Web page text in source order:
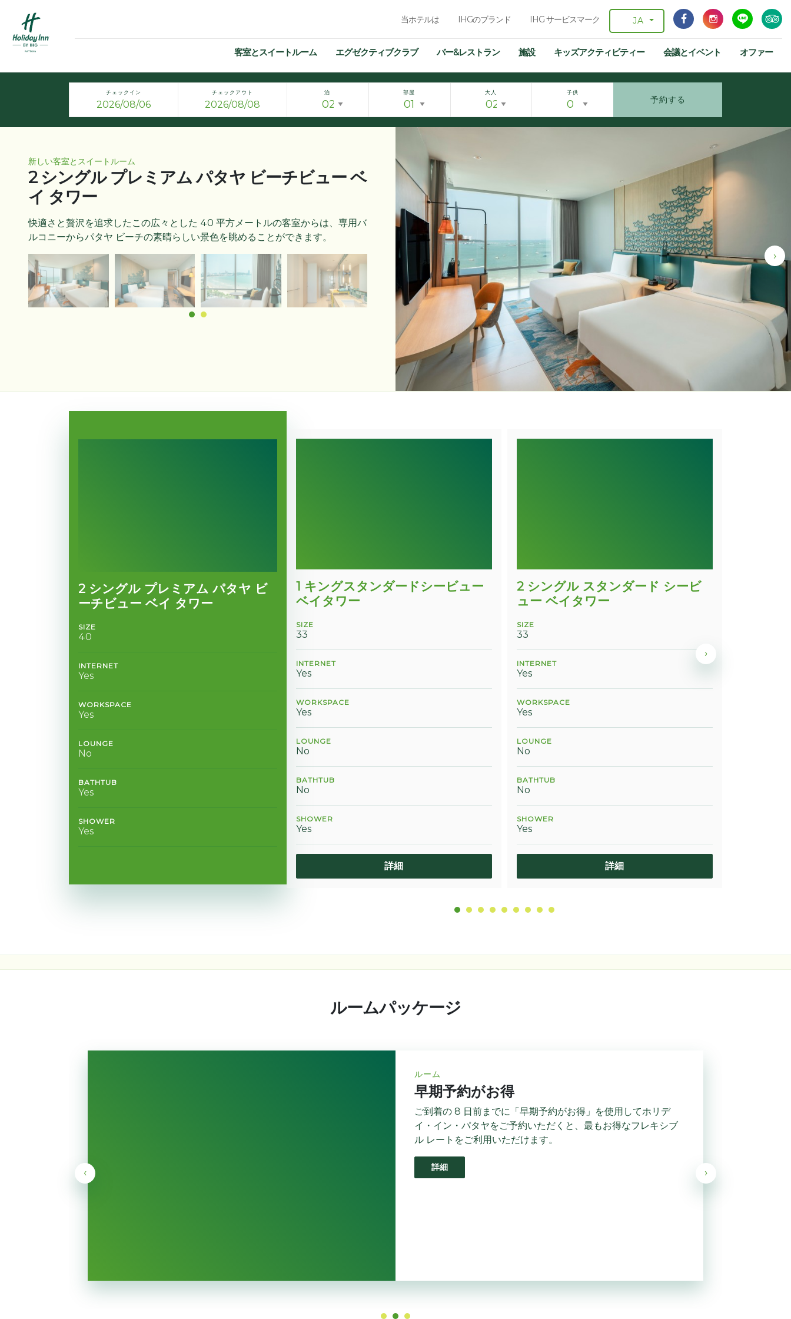
当ホテルは IHGのブランド IHG サービスマーク JA
客室とスイートルーム エグゼクティブクラブ バー&レストラン 施設 キッズアクティビティー 会議とイベント オファー
チェックイン チェックアウト 泊 部屋 大人 子供
予約する
新しい客室とスイートルーム
2 シングル プレミアム パタヤ ビーチビュー ベ
イ タワー
快適さと贅沢を追求したこの広々とした 40 平方メートルの客室からは、専用バ
ルコニーからパタヤ ビーチの素晴らしい景色を眺めることができます。
›
2 シングル プレミアム パタヤ ビ
ーチビュー ベイ タワー
SIZE
40
INTERNET
Yes
WORKSPACE
Yes
LOUNGE
No
BATHTUB
Yes
SHOWER
Yes
1 キングスタンダードシービュー
ベイタワー
SIZE
33
INTERNET
Yes
WORKSPACE
Yes
LOUNGE
No
BATHTUB
No
SHOWER
Yes
詳細
2 シングル スタンダード シービ
ュー ベイタワー
SIZE
33
INTERNET
Yes
WORKSPACE
Yes
LOUNGE
No
BATHTUB
No
SHOWER
Yes
詳細
›
ルームパッケージ
ルーム
早期予約がお得
ご到着の 8 日前までに「早期予約がお得」を使用してホリデ
イ・イン・パタヤをご予約いただくと、最もお得なフレキシブ
ル レートをご利用いただけます。
詳細
‹ ›